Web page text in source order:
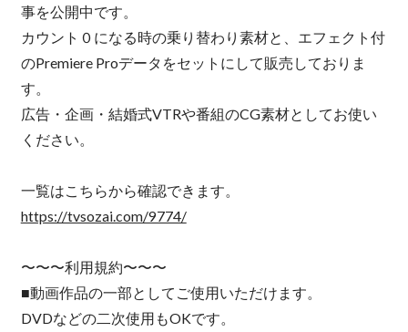
事を公開中です。
カウント０になる時の乗り替わり素材と、エフェクト付
のPremiere Proデータをセットにして販売しておりま
す。
広告・企画・結婚式VTRや番組のCG素材としてお使い
ください。
一覧はこちらから確認できます。
https://tvsozai.com/9774/
〜〜〜利用規約〜〜〜
■動画作品の一部としてご使用いただけます。
DVDなどの二次使用もOKです。